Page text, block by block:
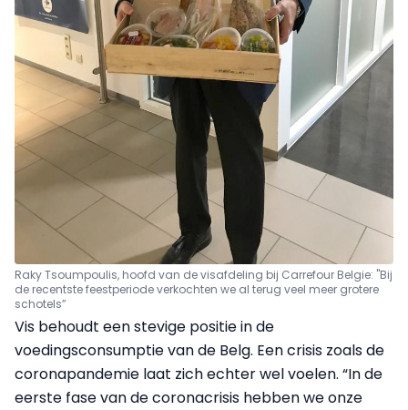
Raky Tsoumpoulis, hoofd van de visafdeling bij Carrefour Belgie: "Bij
de recentste feestperiode verkochten we al terug veel meer grotere
schotels”
Vis behoudt een stevige positie in de
voedingsconsumptie van de Belg. Een crisis zoals de
coronapandemie laat zich echter wel voelen. “In de
eerste fase van de coronacrisis hebben we onze